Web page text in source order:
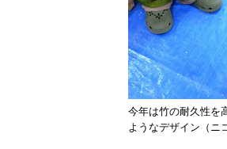
今年は竹の耐久性を
ようなデザイン（ニ